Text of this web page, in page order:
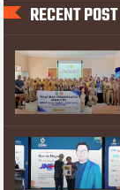
RECENT POST